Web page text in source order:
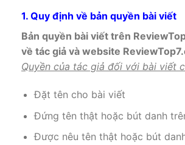
1. Quy định về bản quyền bài viết
Bản quyền bài viết trên
về tác giả và website
Quyền của tác giả đối với bài viết
Đặt tên cho bài viết
Đứng tên thật hoặc bút danh
Được nêu tên thật hoặc bút